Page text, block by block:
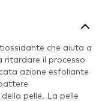
che aiuta a
ritardare il processo
azione esfoliante
pelle. La pelle